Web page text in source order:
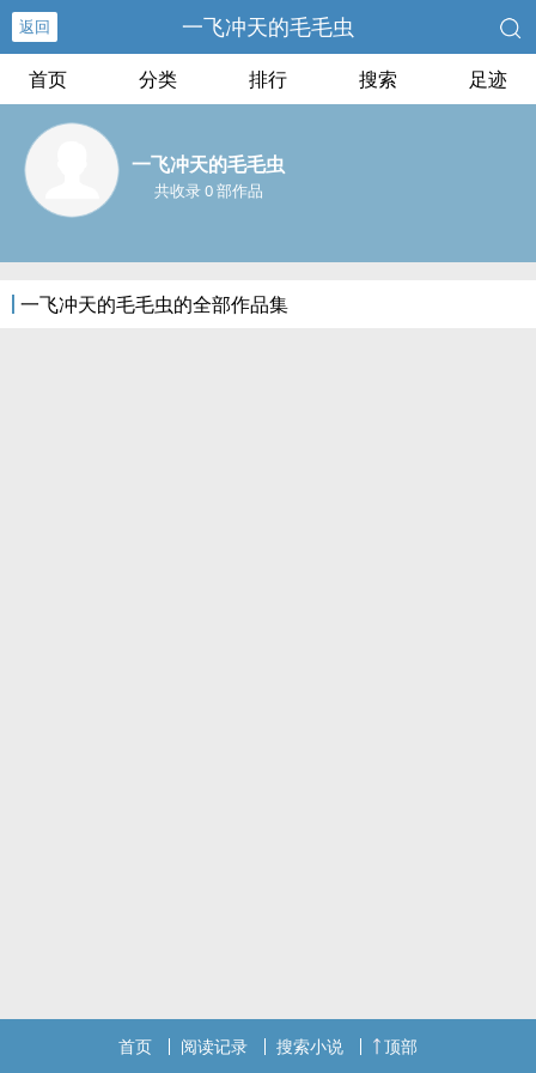
返回 一飞冲天的毛毛虫
首页 分类 排行 搜索 足迹
一飞冲天的毛毛虫
共收录 0 部作品
一飞冲天的毛毛虫的全部作品集
首页 阅读记录 搜索小说 顶部